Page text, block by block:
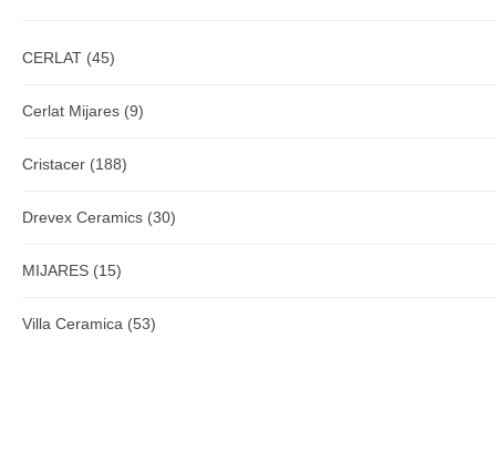
CERLAT (45)
Cerlat Mijares (9)
Cristacer (188)
Drevex Ceramics (30)
MIJARES (15)
Villa Ceramica (53)